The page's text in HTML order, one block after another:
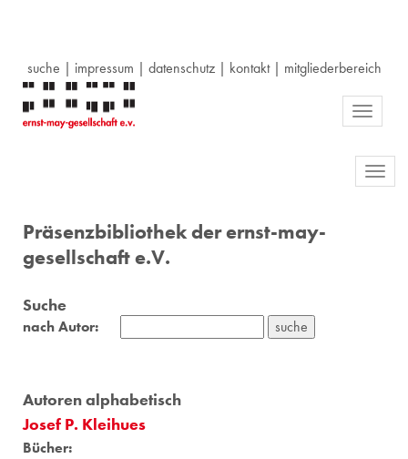
suche | impressum | datenschutz| kontakt| mitgliederbereich
Toggle
Präsenzbibliothek der ernst-may-
gesellschaft e.V.
Suche
nach Autor:
Autoren alphabetisch
Josef P. Kleihues
Bücher: